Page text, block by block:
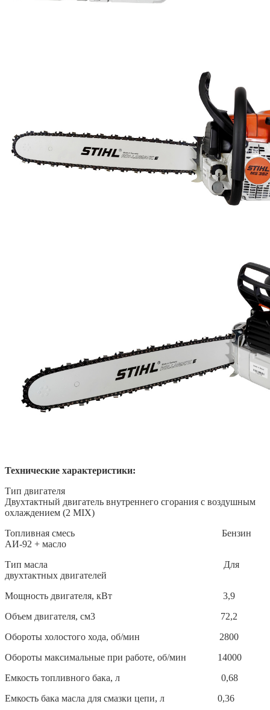
Технические характеристики:
Тип двигателя
Двухтактный двигатель внутреннего сгорания с воздушным
охлаждением (2 MIX)
Топливная смесь Бензин
АИ-92 + масло
Тип масла Для
двухтактных двигателей
Мощность двигателя, кВт 3,9
Объем двигателя, см3 72,2
Обороты холостого хода, об/мин 2800
Обороты максимальные при работе, об/мин 14000
Емкость топливного бака, л 0,68
Емкость бака масла для смазки цепи, л 0,36